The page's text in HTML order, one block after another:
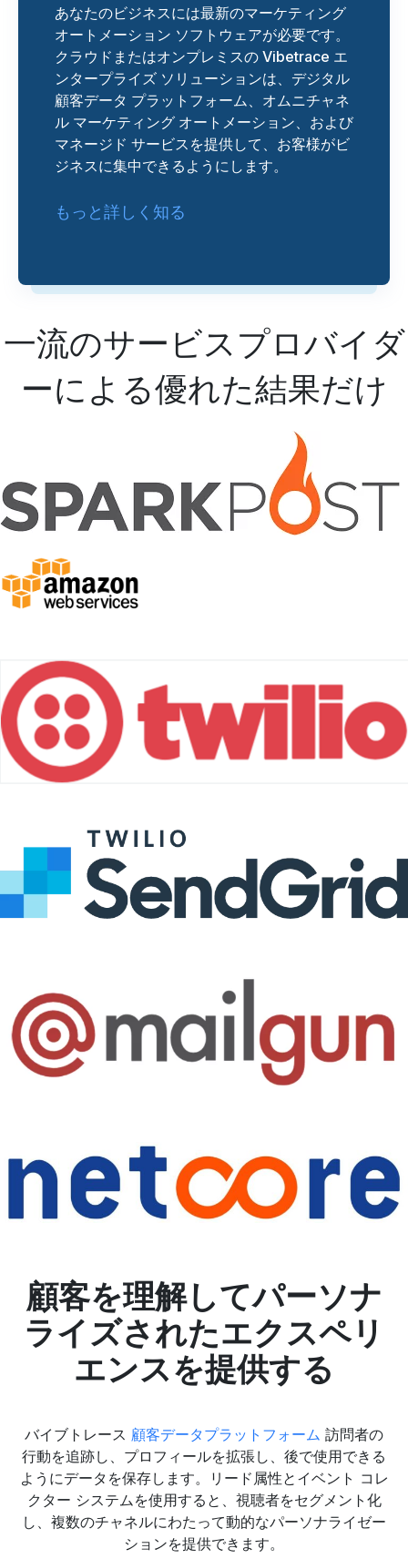
あなたのビジネスには最新のマーケティング
オートメーション ソフトウェアが必要です。
クラウドまたはオンプレミスの Vibetrace エ
ンタープライズ ソリューションは、デジタル
顧客データ プラットフォーム、オムニチャネ
ル マーケティング オートメーション、および
マネージド サービスを提供して、お客様がビ
ジネスに集中できるようにします。
もっと詳しく知る
一流のサービスプロバイダ
ーによる優れた結果だけ
顧客を理解してパーソナ
ライズされたエクスペリ
エンスを提供する
バイブトレース 顧客データプラットフォーム 訪問者の
行動を追跡し、プロフィールを拡張し、後で使用できる
ようにデータを保存します。リード属性とイベント コレ
クター システムを使用すると、視聴者をセグメント化
し、複数のチャネルにわたって動的なパーソナライゼー
ションを提供できます。